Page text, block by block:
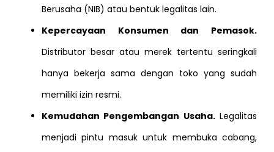
Berusaha (NIB) atau bentuk legalitas lain.
Kepercayaan Konsumen dan Pemasok.
Distributor besar atau merek tertentu seringkali
hanya bekerja sama dengan toko yang sudah
memiliki izin resmi.
Kemudahan Pengembangan Usaha.Legalitas
menjadi pintu masuk untuk membuka cabang,